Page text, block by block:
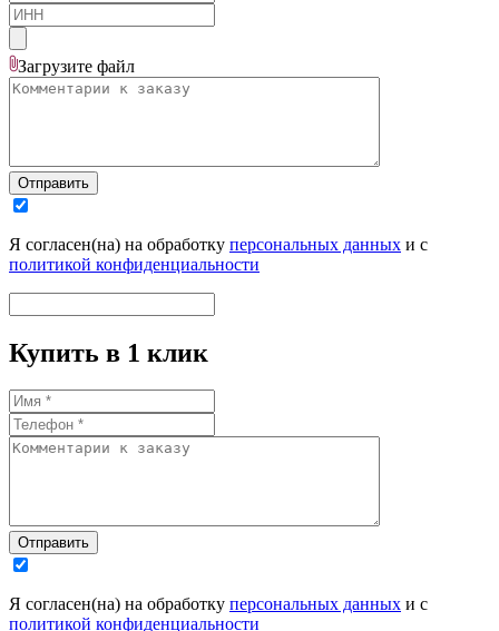
Загрузите файл
Отправить
Я согласен(на) на обработку персональных данных и с
политикой конфиденциальности
Купить в 1 клик
Отправить
Я согласен(на) на обработку персональных данных и с
политикой конфиденциальности